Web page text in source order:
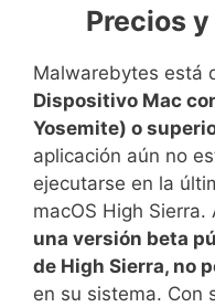
Precios
Malwarebytes está
Dispositivo Mac
Yosemite) o
aplicación aún no
ejecutarse en la
macOS High Sierra.
una versión beta
de High Sierra, no
en su sistema. Con